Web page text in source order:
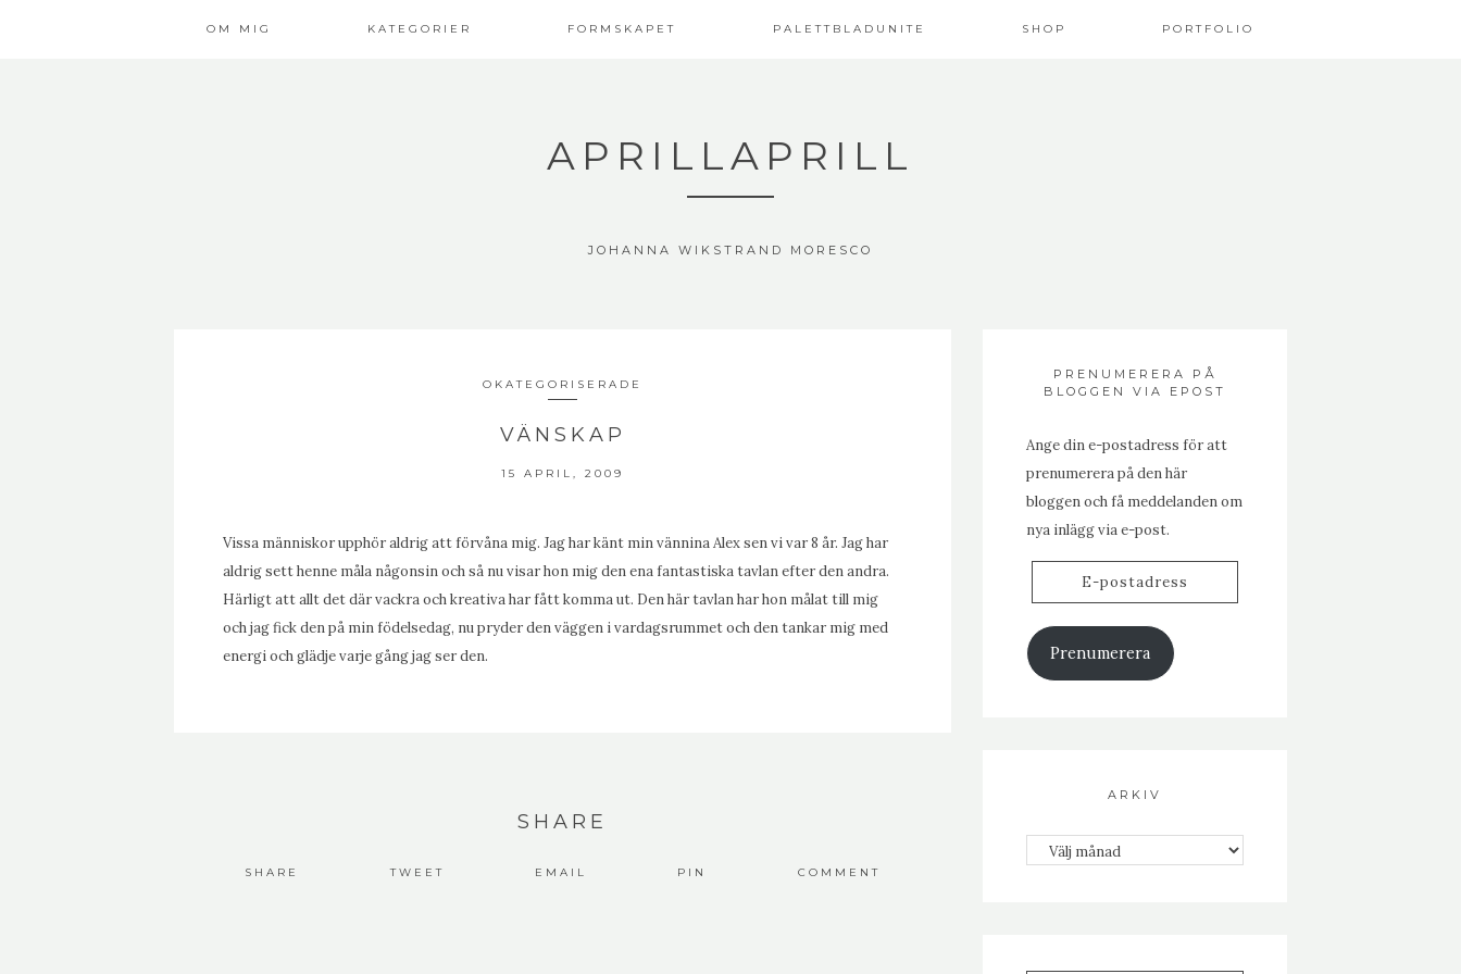
OM MIG KATEGORIER FORMSKAPET PALETTBLADUNITE SHOP PORTFOLIO
APRILLAPRILL
JOHANNA WIKSTRAND MORESCO
OKATEGORISERADE
VÄNSKAP
15 APRIL, 2009
Vissa människor upphör aldrig att förvåna mig. Jag har känt min vännina Alex sen vi var 8 år. Jag har
aldrig sett henne måla någonsin och så nu visar hon mig den ena fantastiska tavlan efter den andra.
Härligt att allt det där vackra och kreativa har fått komma ut. Den här tavlan har hon målat till mig
och jag fick den på min födelsedag, nu pryder den väggen i vardagsrummet och den tankar mig med
energi och glädje varje gång jag ser den.
SHARE
SHARE TWEET EMAIL PIN COMMENT
PRENUMERERA PÅ
BLOGGEN VIA EPOST
Ange din e-postadress för att
prenumerera på den här
bloggen och få meddelanden om
nya inlägg via e-post.
postadress
Prenumerera
ARKIV
Arkiv